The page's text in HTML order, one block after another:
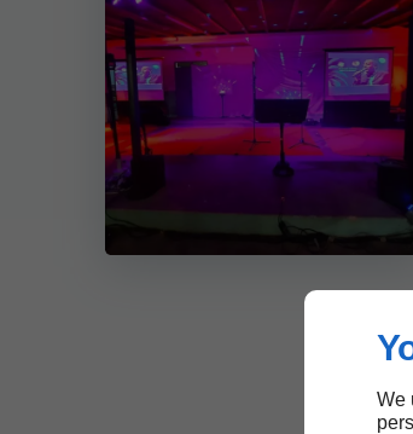
We